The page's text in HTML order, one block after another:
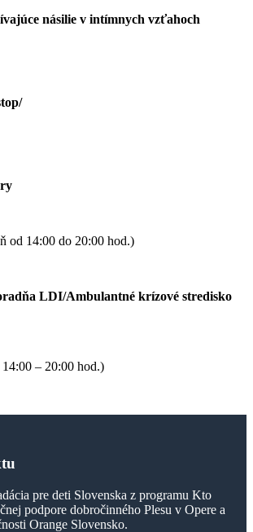
násilie v intímnych vzťahoch
od 14:00 do 20:00 hod.)
LDI/Ambulantné krízové stredisko
– 20:00 hod.)
pre deti Slovenska z programu Kto
podpore dobročinného Plesu v Opere a
Orange Slovensko.